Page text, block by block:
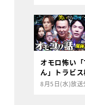
オモロ怖い
ん」トラビス
8月5日(水)放送